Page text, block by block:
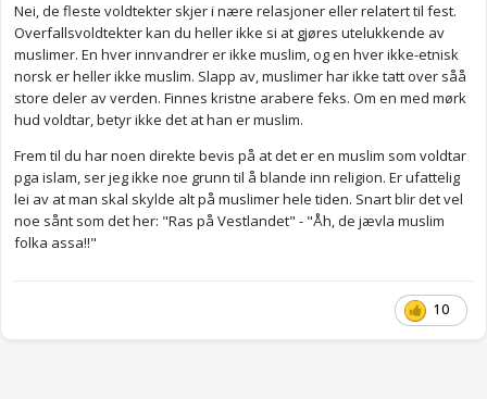
Nei, de fleste voldtekter skjer i nære relasjoner eller relatert til fest.
Overfallsvoldtekter kan du heller ikke si at gjøres utelukkende av
muslimer. En hver innvandrer er ikke muslim, og en hver ikke-etnisk
norsk er heller ikke muslim. Slapp av, muslimer har ikke tatt over såå
store deler av verden. Finnes kristne arabere feks. Om en med mørk
hud voldtar, betyr ikke det at han er muslim.
Frem til du har noen direkte bevis på at det er en muslim som voldtar
pga islam, ser jeg ikke noe grunn til å blande inn religion. Er ufattelig
lei av at man skal skylde alt på muslimer hele tiden. Snart blir det vel
noe sånt som det her: "Ras på Vestlandet" - "Åh, de jævla muslim
folka assa!!"
10